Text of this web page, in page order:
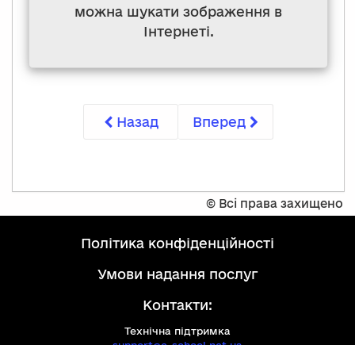
можна шукати зображення в
Інтернеті.
Назад Вперед
© Всі права захищено
політика конфіденційності
умови надання послуг
Контакти:
Технічна підтримка